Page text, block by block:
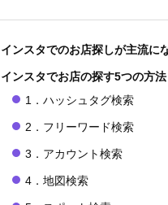
インスタでのお店探しが主流に
インスタでお店の探す5つの方法
1．ハッシュタグ検索
2．フリーワード検索
3．アカウント検索
4．地図検索